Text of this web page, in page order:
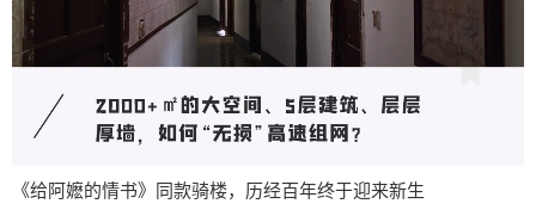
《给阿嬷的情书》同款骑楼，历经百年终于迎来新生